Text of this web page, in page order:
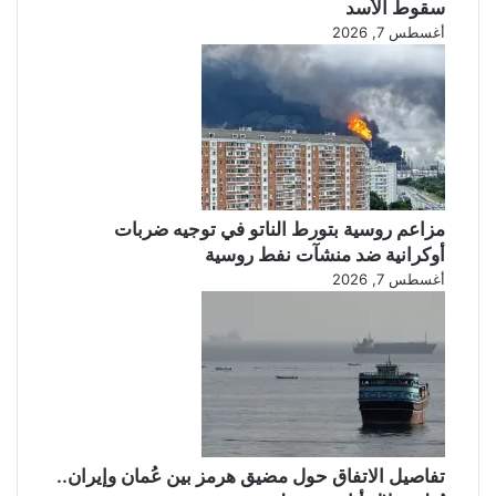
و
ل
ح
م
ي
ة
ا
م
ص
ا
ي
ن
.
.
و
سقوط الأسد
أغسطس 7, 2026
مزاعم روسية بتورط الناتو في توجيه ضربات
أوكرانية ضد منشآت نفط روسية
أغسطس 7, 2026
تفاصيل الاتفاق حول مضيق هرمز بين عُمان وإيران..